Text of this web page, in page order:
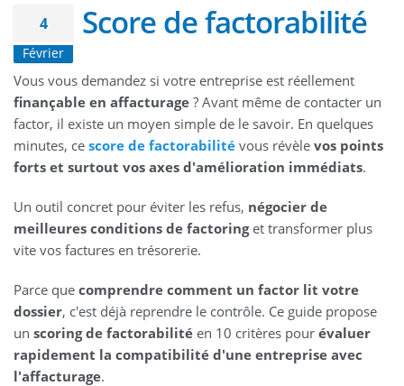
4
Février
Score de factorabilité
Vous vous demandez si votre entreprise est réellement
finançable en affacturage ? Avant même de contacter un
factor, il existe un moyen simple de le savoir. En quelques
minutes, ce score de factorabilité vous révèle vos points
forts et surtout vos axes d'amélioration immédiats.
Un outil concret pour éviter les refus, négocier de
meilleures conditions de factoringet transformer plus
vite vos factures en trésorerie.
Parce que comprendre comment un factor lit votre
dossier, c'est déjà reprendre le contrôle. Ce guide propose
un scoring de factorabilité en 10 critères pour évaluer
rapidement la compatibilité d'une entreprise avec
l'affacturage.